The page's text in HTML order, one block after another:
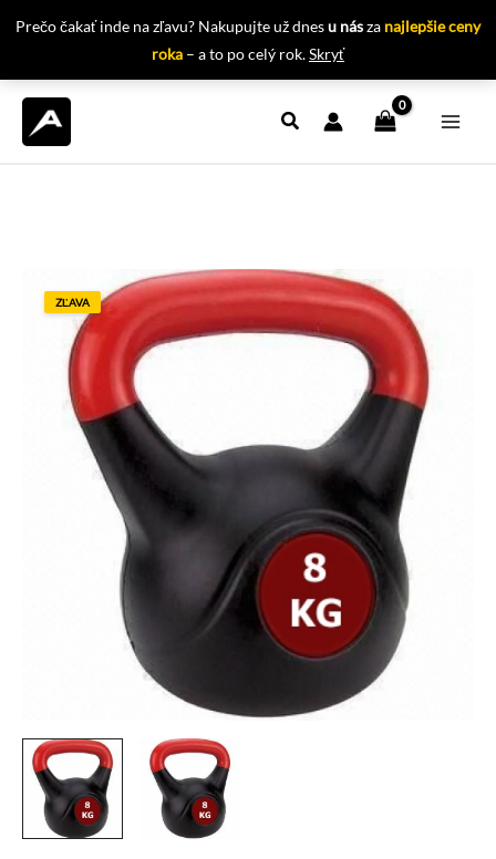
Prečo čakať inde na zľavu? Nakupujte už dnesu násza najlepšie ceny
roka – a to po celý rok.Skryť
Preskočiť
ZĽAVA